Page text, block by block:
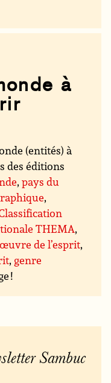
à
(entités) à
des éditions
,pays du
,
THEMA,
de l’esprit,
, genre
!
Sambuc